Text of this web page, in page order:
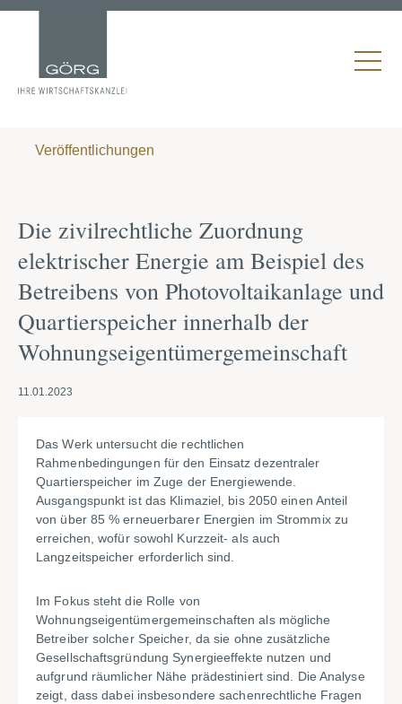
Veröffentlichungen
Die zivilrechtliche Zuordnung
elektrischer Energie am Beispiel des
Betreibens von Photovoltaikanlage und
Quartierspeicher innerhalb der
Wohnungseigentümergemeinschaft
11.01.2023
Das Werk untersucht die rechtlichen
Rahmenbedingungen für den Einsatz dezentraler
Quartierspeicher im Zuge der Energiewende.
Ausgangspunkt ist das Klimaziel, bis 2050 einen Anteil
von über 85 % erneuerbarer Energien im Strommix zu
erreichen, wofür sowohl Kurzzeit- als auch
Langzeitspeicher erforderlich sind.
Im Fokus steht die Rolle von
Wohnungseigentümergemeinschaften als mögliche
Betreiber solcher Speicher, da sie ohne zusätzliche
Gesellschaftsgründung Synergieeffekte nutzen und
aufgrund räumlicher Nähe prädestiniert sind. Die Analyse
zeigt, dass dabei insbesondere sachenrechtliche Fragen